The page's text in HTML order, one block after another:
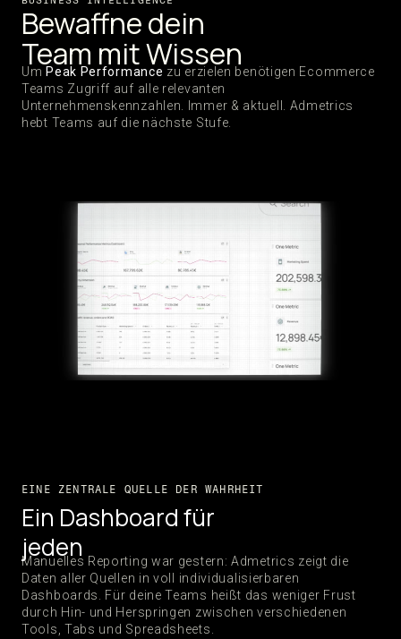
Bewaffne dein
Team mit Wissen
Um Peak Performance zu erzielen benötigen Ecommerce
Teams Zugriff auf alle relevanten
Unternehmenskennzahlen. Immer & aktuell. Admetrics
hebt Teams auf die nächste Stufe.
EINE ZENTRALE QUELLE DER WAHRHEIT
Ein Dashboard für
jeden
Manuelles Reporting war gestern: Admetrics zeigt die
Daten aller Quellen in voll individualisierbaren
Dashboards. Für deine Teams heißt das weniger Frust
durch Hin- und Herspringen zwischen verschiedenen
Tools, Tabs und Spreadsheets.